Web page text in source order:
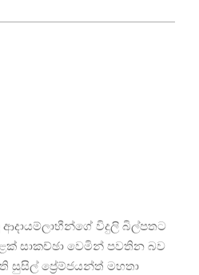
විදුලි බිල්පතට
සාකච්ඡා වෙමින් පවතින බව
සුසිල් ප්‍රේම්ජයන්ත් මහතා